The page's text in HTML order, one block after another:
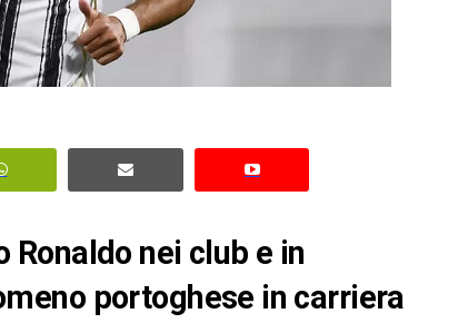
Ronaldo nei club e in
portoghese in carriera